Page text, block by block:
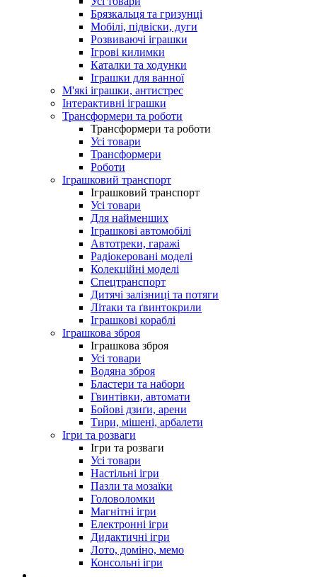
Брязкальця та гризунці
Мобілі, підвіски, дуги
Розвиваючі іграшки
Ігрові килимки
Каталки та ходунки
Іграшки для ванної
М'які іграшки, антистрес
Інтерактивні іграшки
Трансформери та роботи
Трансформери та роботи
Усі товари
Трансформери
Роботи
Іграшковий транспорт
Іграшковий транспорт
Усі товари
Для найменших
Іграшкові автомобілі
Автотреки, гаражі
Радіокеровані моделі
Колекційні моделі
Спецтранспорт
Дитячі залізниці та потяги
Літаки та ґвинтокрили
Іграшкові кораблі
Іграшкова зброя
Іграшкова зброя
Усі товари
Водяна зброя
Бластери та набори
Гвинтівки, автомати
Бойові дзиґи, арени
Тири, мішені, арбалети
Ігри та розваги
Ігри та розваги
Усі товари
Настільні ігри
Пазли та мозаїки
Головоломки
Магнітні ігри
Електронні ігри
Дидактичні ігри
Лото, доміно, мемо
Консольні ігри